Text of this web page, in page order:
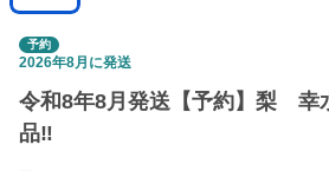
予約
2026年8月に発送
令和8年8月発送【予約】梨
品‼️